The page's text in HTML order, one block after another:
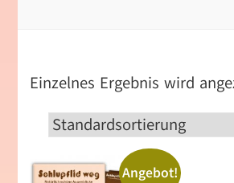
Einzelnes Ergebnis wird
Angebot!